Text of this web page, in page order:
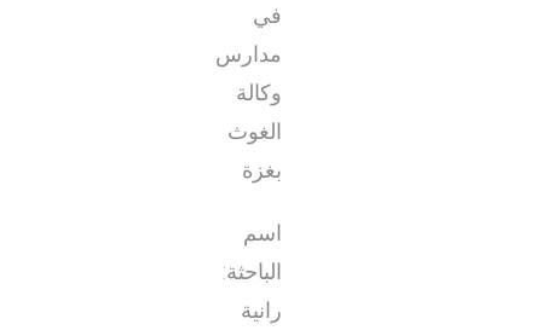
في
مدارس
وكالة
الغوث
بغزة
اسم
الباحثة:
رانية